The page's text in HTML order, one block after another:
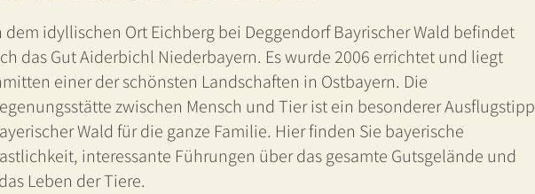
dem idyllischen Ort Eichberg bei Deggendorf Bayrischer Wald befindet
das Gut Aiderbichl Niederbayern. Es wurde 2006 errichtet und liegt
einer der schönsten Landschaften in Ostbayern. Die
zwischen Mensch und Tier ist ein besonderer Ausflugstipp
Wald für die ganze Familie. Hier finden Sie bayerische
interessante Führungen über das gesamte Gutsgelände und
Leben der Tiere.